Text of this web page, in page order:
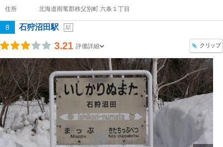
住所 北海道雨竜郡秩父別町 六条１丁目
8 石狩沼田駅 駅
3.21 評価詳細 クリップ